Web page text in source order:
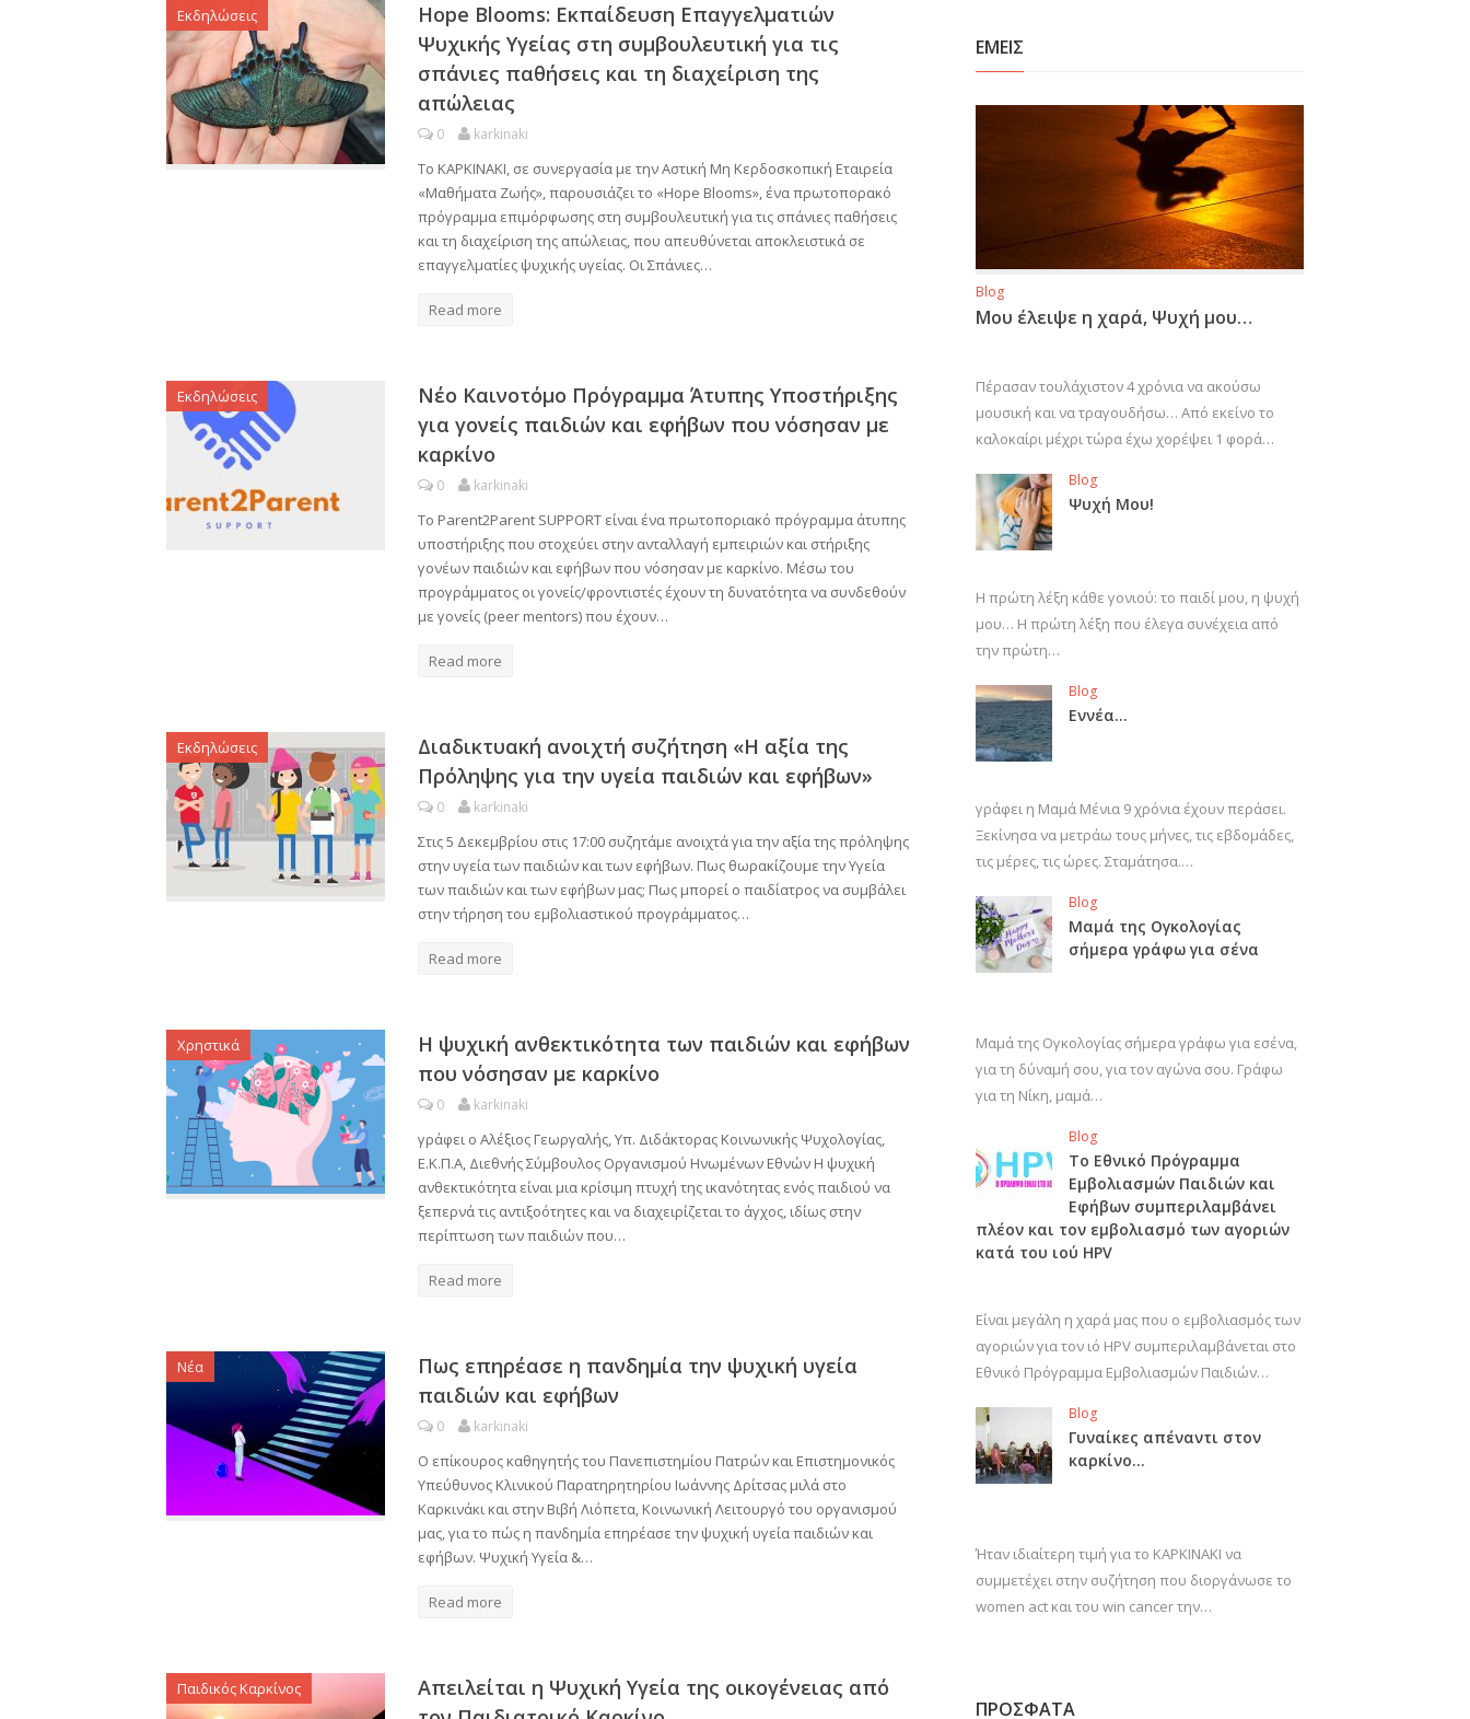
Εκδηλώσεις
Hope Blooms: Εκπαίδευση Επαγγελματιών
Ψυχικής Υγείας στη συμβουλευτική για τις
σπάνιες παθήσεις και τη διαχείριση της
απώλειας
0 karkinaki
Το ΚΑΡΚΙΝΑΚΙ, σε συνεργασία με την Αστική Μη Κερδοσκοπική Εταιρεία
«Μαθήματα Ζωής», παρουσιάζει το «Hope Blooms», ένα πρωτοπορακό
πρόγραμμα επιμόρφωσης στη συμβουλευτική για τις σπάνιες παθήσεις
και τη διαχείριση της απώλειας, που απευθύνεται αποκλειστικά σε
επαγγελματίες ψυχικής υγείας. Οι Σπάνιες…
Read more
Εκδηλώσεις
Νέο Καινοτόμο Πρόγραμμα Άτυπης Υποστήριξης
για γονείς παιδιών και εφήβων που νόσησαν με
καρκίνο
0 karkinaki
Το Parent2Parent SUPPORT είναι ένα πρωτοποριακό πρόγραμμα άτυπης
υποστήριξης που στοχεύει στην ανταλλαγή εμπειριών και στήριξης
γονέων παιδιών και εφήβων που νόσησαν με καρκίνο. Μέσω του
προγράμματος οι γονείς/φροντιστές έχουν τη δυνατότητα να συνδεθούν
με γονείς (peer mentors) που έχουν…
Read more
Εκδηλώσεις
Διαδικτυακή ανοιχτή συζήτηση «Η αξία της
Πρόληψης για την υγεία παιδιών και εφήβων»
0 karkinaki
Στις 5 Δεκεμβρίου στις 17:00 συζητάμε ανοιχτά για την αξία της πρόληψης
στην υγεία των παιδιών και των εφήβων. Πως θωρακίζουμε την Υγεία
των παιδιών και των εφήβων μας; Πως μπορεί ο παιδίατρος να συμβάλει
στην τήρηση του εμβολιαστικού προγράμματος…
Read more
Χρηστικά
Η ψυχική ανθεκτικότητα των παιδιών και εφήβων
που νόσησαν με καρκίνο
0 karkinaki
γράφει ο Αλέξιος Γεωργαλής, Υπ. Διδάκτορας Κοινωνικής Ψυχολογίας,
Ε.Κ.Π.Α, Διεθνής Σύμβουλος Οργανισμού Ηνωμένων Εθνών Η ψυχική
ανθεκτικότητα είναι μια κρίσιμη πτυχή της ικανότητας ενός παιδιού να
ξεπερνά τις αντιξοότητες και να διαχειρίζεται το άγχος, ιδίως στην
περίπτωση των παιδιών που…
Read more
Νέα
Πως επηρέασε η πανδημία την ψυχική υγεία
παιδιών και εφήβων
0 karkinaki
Ο επίκουρος καθηγητής του Πανεπιστημίου Πατρών και Επιστημονικός
Υπεύθυνος Κλινικού Παρατηρητηρίου Ιωάννης Δρίτσας μιλά στο
Καρκινάκι και στην Βιβή Λιόπετα, Κοινωνική Λειτουργό του οργανισμού
μας, για το πώς η πανδημία επηρέασε την ψυχική υγεία παιδιών και
εφήβων. Ψυχική Υγεία &…
Read more
Παιδικός Καρκίνος
Απειλείται η Ψυχική Υγεία της οικογένειας από
ΕΜΕΙΣ
Blog
Μου έλειψε η χαρά, Ψυχή μου…
Πέρασαν τουλάχιστον 4 χρόνια να ακούσω
μουσική και να τραγουδήσω… Από εκείνο το
καλοκαίρι μέχρι τώρα έχω χορέψει 1 φορά…
Blog
Ψυχή Μου!
Η πρώτη λέξη κάθε γονιού: το παιδί μου, η ψυχή
μου… Η πρώτη λέξη που έλεγα συνέχεια από
την πρώτη…
Blog
Εννέα…
γράφει η Μαμά Μένια 9 χρόνια έχουν περάσει.
Ξεκίνησα να μετράω τους μήνες, τις εβδομάδες,
τις μέρες, τις ώρες. Σταμάτησα.…
Blog
Μαμά της Ογκολογίας
σήμερα γράφω για σένα
Μαμά της Ογκολογίας σήμερα γράφω για εσένα,
για τη δύναμή σου, για τον αγώνα σου. Γράφω
για τη Νίκη, μαμά…
Blog
Το Εθνικό Πρόγραμμα
Εμβολιασμών Παιδιών και
Εφήβων συμπεριλαμβάνει
πλέον και τον εμβολιασμό των αγοριών
κατά του ιού HPV
Είναι μεγάλη η χαρά μας που ο εμβολιασμός των
αγοριών για τον ιό HPV συμπεριλαμβάνεται στο
Εθνικό Πρόγραμμα Εμβολιασμών Παιδιών…
Blog
Γυναίκες απέναντι στον
καρκίνο…
Ήταν ιδιαίτερη τιμή για το ΚΑΡΚΙΝΑΚΙ να
συμμετέχει στην συζήτηση που διοργάνωσε το
women act και του win cancer την…
ΠΡΟΣΦΑΤΑ